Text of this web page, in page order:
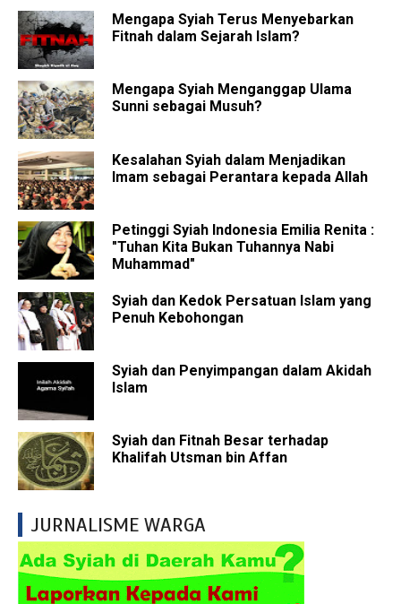
Mengapa Syiah Terus Menyebarkan
Fitnah dalam Sejarah Islam?
Mengapa Syiah Menganggap Ulama
Sunni sebagai Musuh?
Kesalahan Syiah dalam Menjadikan
Imam sebagai Perantara kepada Allah
Petinggi Syiah Indonesia Emilia Renita :
"Tuhan Kita Bukan Tuhannya Nabi
Muhammad"
Syiah dan Kedok Persatuan Islam yang
Penuh Kebohongan
Syiah dan Penyimpangan dalam Akidah
Islam
Syiah dan Fitnah Besar terhadap
Khalifah Utsman bin Affan
JURNALISME WARGA